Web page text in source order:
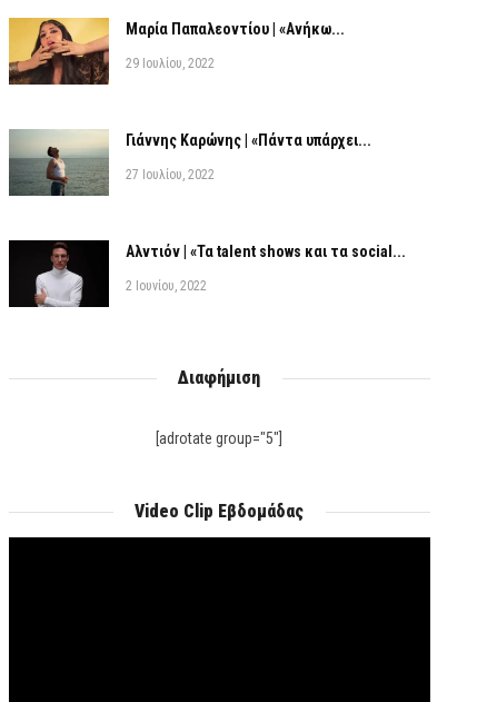
Μαρία Παπαλεοντίου | «Ανήκω...
29 Ιουλίου, 2022
Γιάννης Καρώνης | «Πάντα υπάρχει...
27 Ιουλίου, 2022
Αλντιόν | «Τα talent shows και τα social...
2 Ιουνίου, 2022
Διαφήμιση
[adrotate group="5"]
Video Clip Εβδομάδας